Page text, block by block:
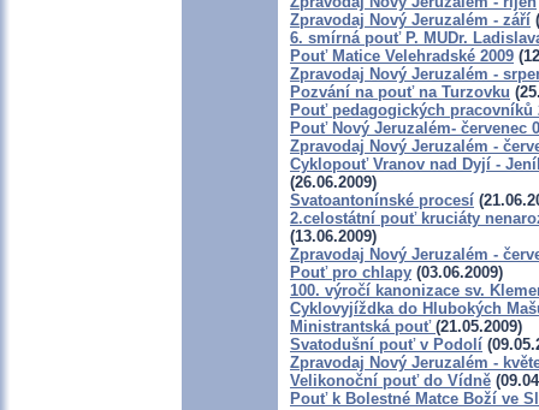
Zpravodaj Nový Jeruzalém - září
6. smírná pouť P. MUDr.
Pouť Matice Velehradské 2009
Zpravodaj Nový Jeruzalém -
Pozvání na pouť na Turzovku
Pouť pedagogických pracovníků
Pouť Nový Jeruzalém- červenec
Zpravodaj Nový Jeruzalém -
Cyklopouť Vranov nad Dyjí -
(26.06.2009)
Svatoantonínské procesí
2.celostátní pouť kruciáty
(13.06.2009)
Zpravodaj Nový Jeruzalém -
Pouť pro chlapy (03.06.2009)
100. výročí kanonizace sv.
Cyklovyjíždka do Hlubokých
Ministrantská pouť (21.05.2009)
Svatodušní pouť v Podolí
Zpravodaj Nový Jeruzalém -
Velikonoční pouť do Vídně
Pouť k Bolestné Matce Boží ve